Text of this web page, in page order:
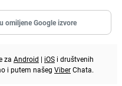
omiljene Google izvore
za Android | iOS i društvenih
i putem našeg ViberChata.